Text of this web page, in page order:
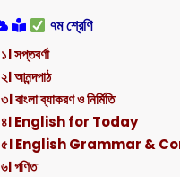
৭ম শ্রেণি
১। সপ্তবর্ণা
২। আনন্দপাঠ
৩। বাংলা ব্যাকরণ ও নির্মিতি
৪। English for Today
৫। English Grammar &
৬। গণিত